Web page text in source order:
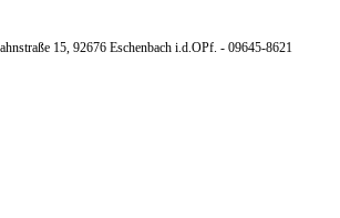
15, 92676 Eschenbach i.d.OPf. - 09645-8621